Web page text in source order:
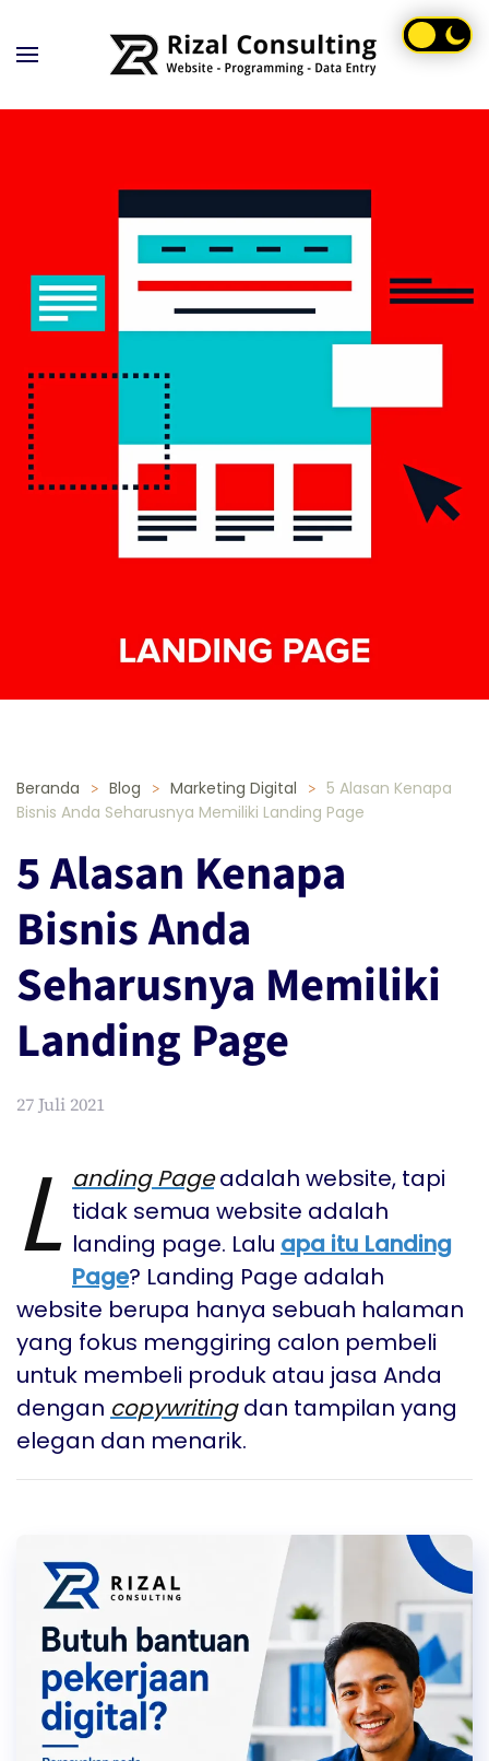
Skip to main content
Beranda Blog Marketing Digital
5 Alasan Kenapa
Bisnis Anda Seharusnya Memiliki Landing Page
5 Alasan Kenapa
Bisnis Anda
Seharusnya Memiliki
Landing Page
27 Juli 2021
L anding Pageadalah website, tapi
tidak semua website adalah
landing page. Lalu apa itu Landing
Page? Landing Page adalah
website berupa hanya sebuah halaman
yang fokus menggiring calon pembeli
untuk membeli produk atau jasa Anda
dengan copywritingdan tampilan yang
elegan dan menarik.